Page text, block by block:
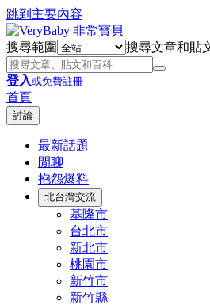
跳到主要內容
搜尋範圍 搜尋文章和貼
登入或免費註冊
首頁
討論
最新話題
閒聊
抱怨爆料
北台灣交流
基隆市
台北市
新北市
桃園市
新竹市
新竹縣